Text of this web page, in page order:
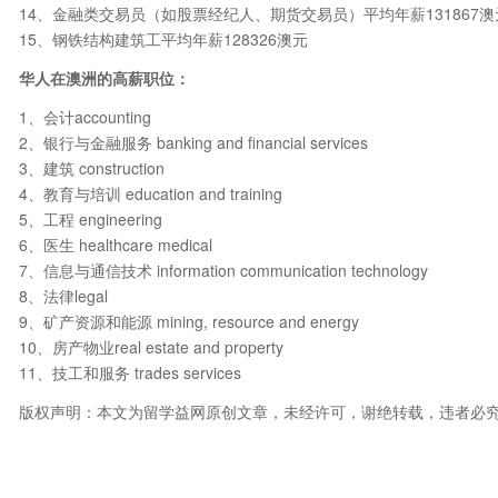
14、金融类交易员（如股票经纪人、期货交易员）平均年薪131867
15、钢铁结构建筑工平均年薪128326澳元
华人在澳洲的高薪职位：
1、会计accounting
2、银行与金融服务 banking and financial services
3、建筑 construction
4、教育与培训 education and training
5、工程 engineering
6、医生 healthcare medical
7、信息与通信技术 information communication technology
8、法律legal
9、矿产资源和能源 mining, resource and energy
10、房产物业real estate and property
11、技工和服务 trades services
版权声明：本文为留学益网原创文章，未经许可，谢绝转载，违者必